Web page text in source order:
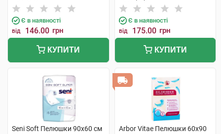
Є в наявності
від 146.00 грн
КУПИТИ
Є в наявності
від 175.00 грн
КУПИТИ
Seni Soft Пелюшки 90х60 см
Arbor Vitae Пелюшки 60х90